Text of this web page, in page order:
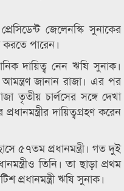
জেলেনস্কি সুনাকের
পারেন।
দায়িত্ব নেন ঋষি সুনাক।
আমন্ত্রণ জানান রাজা। এর পর
তৃতীয় চার্লসের সঙ্গে দেখা
দায়িত্বগ্রহণ করেন
৫৭তম প্রধানমন্ত্রী। গত দুই
তিনি। তা ছাড়া প্রথম
প্রধানমন্ত্রী ঋষি সুনাক।